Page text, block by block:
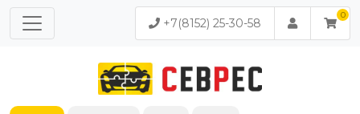
+7(8152) 25-30-58